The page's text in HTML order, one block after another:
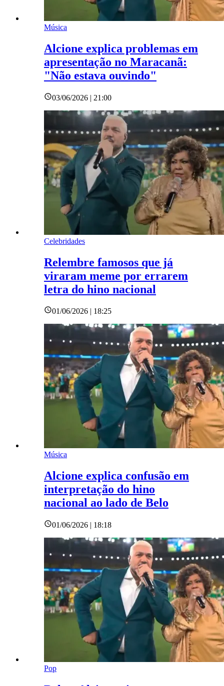
Música
Alcione explica problemas em
apresentação no Maracanã:
"Não estava ouvindo"
03/06/2026 | 21:00
Celebridades
Relembre famosos que já
viraram meme por errarem
letra do hino nacional
01/06/2026 | 18:25
Música
Alcione explica confusão em
interpretação do hino
nacional ao lado de Belo
01/06/2026 | 18:18
Pop